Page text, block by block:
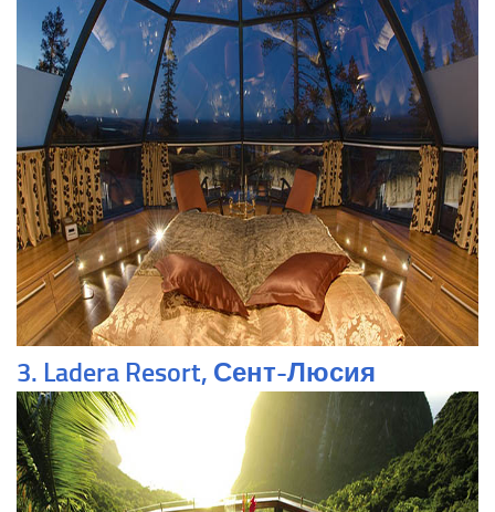
3. Ladera Resort, Сент-Люсия